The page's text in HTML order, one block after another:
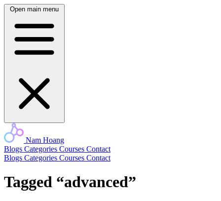
Open main menu
Nam Hoang
Blogs Categories Courses Contact
Blogs Categories Courses Contact
Tagged “advanced”